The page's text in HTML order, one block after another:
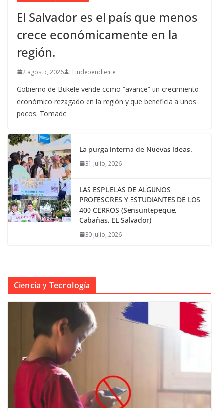
El Salvador es el país que menos
crece económicamente en la
región.
2 agosto, 2026 El Independiente
Gobierno de Bukele vende como “avance” un crecimiento
económico rezagado en la región y que beneficia a unos
pocos. Tomado
La purga interna de Nuevas Ideas.
31 julio, 2026
LAS ESPUELAS DE ALGUNOS
PROFESORES Y ESTUDIANTES DE LOS
400 CERROS (Sensuntepeque,
Cabañas, EL Salvador)
30 julio, 2026
Ciencia y Tecnología